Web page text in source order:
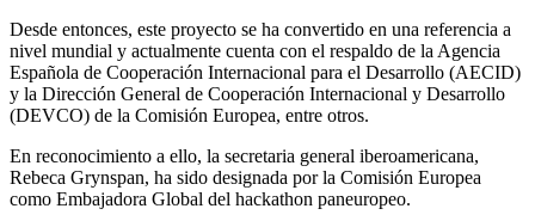
Desde entonces, este proyecto se ha convertido en una referencia a
nivel mundial y actualmente cuenta con el respaldo de la Agencia
Española de Cooperación Internacional para el Desarrollo (AECID)
y la Dirección General de Cooperación Internacional y Desarrollo
(DEVCO) de la Comisión Europea, entre otros.
En reconocimiento a ello, la secretaria general iberoamericana,
Rebeca Grynspan, ha sido designada por la Comisión Europea
como Embajadora Global del hackathon paneuropeo.